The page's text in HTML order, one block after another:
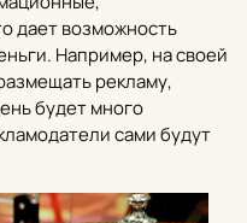
дает возможность
Например, на своей
рекламу,
будет много
сами будут